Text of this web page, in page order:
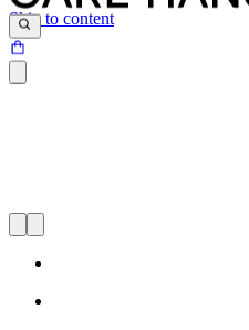
Skip to content